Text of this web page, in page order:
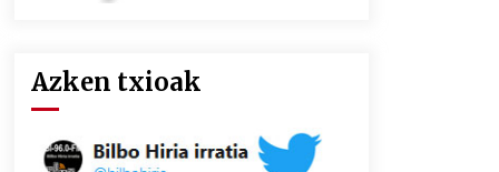
Azken txioak